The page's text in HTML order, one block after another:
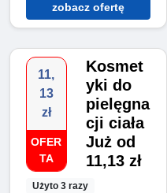
zobacz ofertę
11,
13
zł
OFER
TA
Użyto 3 razy
Kosmet
yki do
pielęgna
cji ciała
Już od
11,13 zł